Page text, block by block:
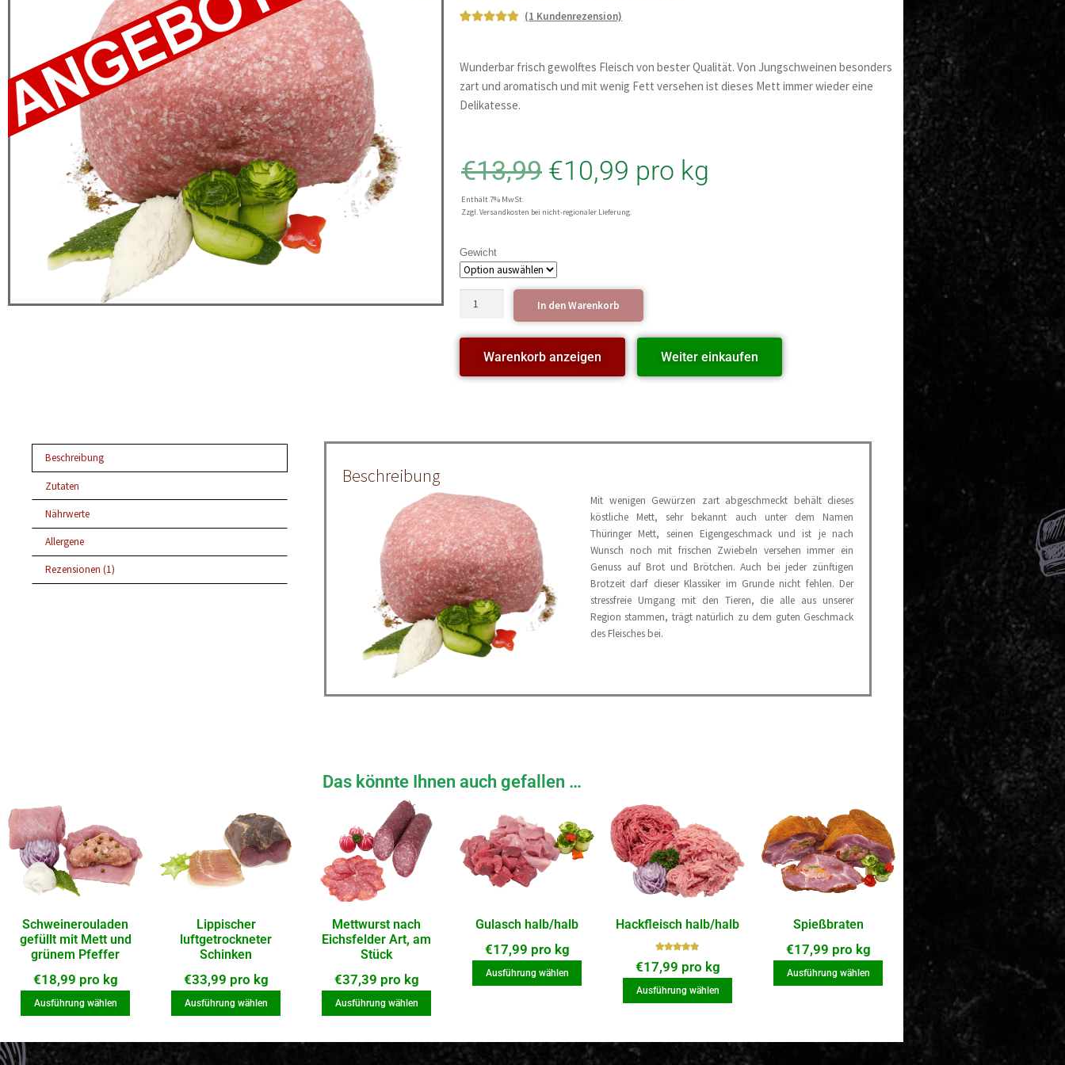
5.00von
5,
basieren
g
(1 Kundenrezension)
Wunderbar frisch gewolftes Fleisch von bester Qualität. Von Jungschweinen besonders
zart und aromatisch und mit wenig Fett versehen ist dieses Mett immer wieder eine
Delikatesse.
€13,99 €10,99 pro kg
Enthält 7% MwSt.
Zzgl. Versandkosten bei nicht-regionaler Lieferung.
Gewicht
In den Warenkorb
Warenkorb anzeigen Weiter einkaufen
Beschreibung
Zutaten
Nährwerte
Allergene
Rezensionen (1)
Beschreibung
Mit wenigen Gewürzen zart abgeschmeckt behält dieses
köstliche Mett, sehr bekannt auch unter dem Namen
Thüringer Mett, seinen Eigengeschmack und ist je nach
Wunsch noch mit frischen Zwiebeln versehen immer ein
Genuss auf Brot und Brötchen. Auch bei jeder zünftigen
Brotzeit darf dieser Klassiker im Grunde nicht fehlen. Der
stressfreie Umgang mit den Tieren, die alle aus unserer
Region stammen, trägt natürlich zu dem guten Geschmack
des Fleisches bei.
Das könnte Ihnen auch gefallen …
Schweinerouladen
gefüllt mit Mett und
grünem Pfeffer
€18,99 pro kg
Ausführung wählen
Lippischer
luftgetrockneter
Schinken
€33,99 pro kg
Ausführung wählen
Mettwurst nach
Eichsfelder Art, am
Stück
€37,39 pro kg
Ausführung wählen
Gulasch halb/halb
€17,99 pro kg
Ausführung wählen
Hackfleisch halb/halb
t mit
5
€17,99 pro kg
Ausführung wählen
Spießbraten
€17,99 pro kg
Ausführung wählen